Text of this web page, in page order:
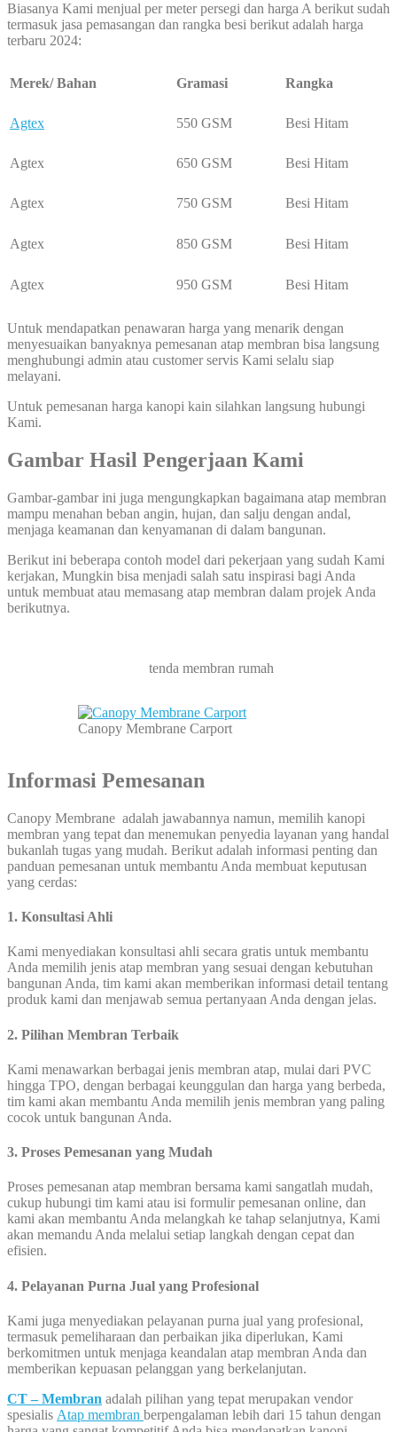
Biasanya Kami menjual per meter persegi dan harga A berikut sudah
termasuk jasa pemasangan dan rangka besi berikut adalah harga
terbaru 2024:
Merek/ Bahan Gramasi Rangka
Agtex 550 GSM Besi Hitam
Agtex 650 GSM Besi Hitam
Agtex 750 GSM Besi Hitam
Agtex 850 GSM Besi Hitam
Agtex 950 GSM Besi Hitam
Untuk mendapatkan penawaran harga yang menarik dengan
menyesuaikan banyaknya pemesanan atap membran bisa langsung
menghubungi admin atau customer servis Kami selalu siap
melayani.
Untuk pemesanan harga kanopi kain silahkan langsung hubungi
Kami.
Gambar Hasil Pengerjaan Kami
Gambar-gambar ini juga mengungkapkan bagaimana atap membran
mampu menahan beban angin, hujan, dan salju dengan andal,
menjaga keamanan dan kenyamanan di dalam bangunan.
Berikut ini beberapa contoh model dari pekerjaan yang sudah Kami
kerjakan, Mungkin bisa menjadi salah satu inspirasi bagi Anda
untuk membuat atau memasang atap membran dalam projek Anda
berikutnya.
tenda membran rumah
Canopy Membrane Carport
Informasi Pemesanan
Canopy Membrane adalah jawabannya namun, memilih kanopi
membran yang tepat dan menemukan penyedia layanan yang handal
bukanlah tugas yang mudah. Berikut adalah informasi penting dan
panduan pemesanan untuk membantu Anda membuat keputusan
yang cerdas:
1. Konsultasi Ahli
Kami menyediakan konsultasi ahli secara gratis untuk membantu
Anda memilih jenis atap membran yang sesuai dengan kebutuhan
bangunan Anda, tim kami akan memberikan informasi detail tentang
produk kami dan menjawab semua pertanyaan Anda dengan jelas.
2. Pilihan Membran Terbaik
Kami menawarkan berbagai jenis membran atap, mulai dari PVC
hingga TPO, dengan berbagai keunggulan dan harga yang berbeda,
tim kami akan membantu Anda memilih jenis membran yang paling
cocok untuk bangunan Anda.
3. Proses Pemesanan yang Mudah
Proses pemesanan atap membran bersama kami sangatlah mudah,
cukup hubungi tim kami atau isi formulir pemesanan online, dan
kami akan membantu Anda melangkah ke tahap selanjutnya, Kami
akan memandu Anda melalui setiap langkah dengan cepat dan
efisien.
4. Pelayanan Purna Jual yang Profesional
Kami juga menyediakan pelayanan purna jual yang profesional,
termasuk pemeliharaan dan perbaikan jika diperlukan, Kami
berkomitmen untuk menjaga keandalan atap membran Anda dan
memberikan kepuasan pelanggan yang berkelanjutan.
CT – Membran adalah pilihan yang tepat merupakan vendor
spesialis Atap membran berpengalaman lebih dari 15 tahun dengan